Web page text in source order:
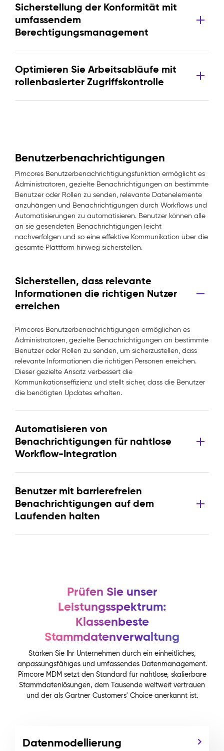
Sicherstellung der Konformität mit
umfassendem
Berechtigungsmanagement
Optimieren Sie Arbeitsabläufe mit
rollenbasierter Zugriffskontrolle
Benutzerbenachrichtigungen
Pimcores Benutzerbenachrichtigungsfunktion ermöglicht es
Administratoren, gezielte Benachrichtigungen an bestimmte
Benutzer oder Rollen zu senden, relevante Datenelemente
anzuhängen und Benachrichtigungen durch Workflows und
Automatisierungen zu automatisieren. Benutzer können alle
an sie gesendeten Benachrichtigungen leicht
nachverfolgen und so eine effektive Kommunikation über die
gesamte Plattform hinweg sicherstellen.
Sicherstellen, dass relevante
Informationen die richtigen Nutzer
erreichen
Pimcores Benutzerbenachrichtigungen ermöglichen es
Administratoren, gezielte Benachrichtigungen an bestimmte
Benutzer oder Rollen zu senden, um sicherzustellen, dass
relevante Informationen die richtigen Personen erreichen.
Dieser gezielte Ansatz verbessert die
Kommunikationseffizienz und stellt sicher, dass die Benutzer
die benötigten Updates erhalten.
Automatisieren von
Benachrichtigungen für nahtlose
Workflow-Integration
Benutzer mit barrierefreien
Benachrichtigungen auf dem
Laufenden halten
Prüfen Sie unser
Leistungsspektrum:
Klassenbeste
Stammdatenverwaltung
Stärken Sie Ihr Unternehmen durch ein einheitliches,
anpassungsfähiges und umfassendes Datenmanagement.
Pimcore MDM setzt den Standard für nahtlose, skalierbare
Stammdatenlösungen, dem Tausende weltweit vertrauen
und der als Gartner Customers' Choice anerkannt ist.
Datenmodellierung